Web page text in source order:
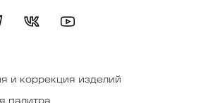
и коррекция изделий
палитра